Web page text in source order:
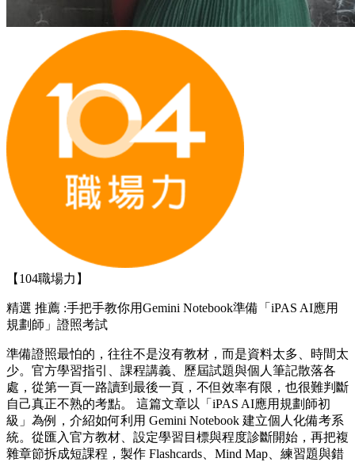
【104職場力】
精選 推薦 :手把手教你用Gemini Notebook準備「iPAS AI應用
規劃師」證照考試
準備證照最怕的，往往不是沒有教材，而是資料太多、時間太
少。官方學習指引、課程講義、歷屆試題與個人筆記散落各
處，從第一頁一路讀到最後一頁，不但效率有限，也很難判斷
自己真正不熟的考點。 這篇文章以「iPAS AI應用規劃師初
級」為例，介紹如何利用 Gemini Notebook 建立個人化備考系
統。從匯入官方教材、設定學習目標與程度診斷開始，再把複
雜章節拆成短課程，製作 Flashcards、Mind Map、練習題與錯